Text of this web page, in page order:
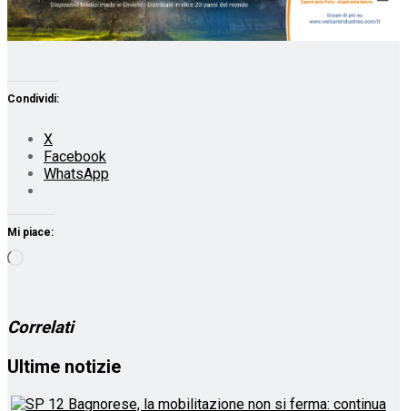
Condividi:
X
Facebook
WhatsApp
Mi piace:
Correlati
Ultime notizie